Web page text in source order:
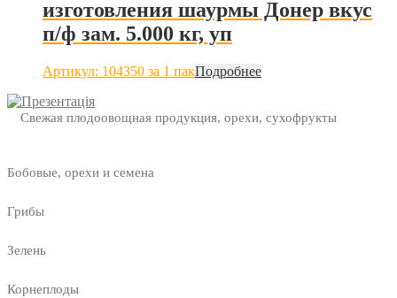
изготовления шаурмы Донер вкус
п/ф зам. 5.000 кг, уп
Артикул: 104350 за 1 пакПодробнее
Свежая плодоовощная продукция, орехи, сухофрукты
Бобовые, орехи и семена
Грибы
Зелень
Корнеплоды